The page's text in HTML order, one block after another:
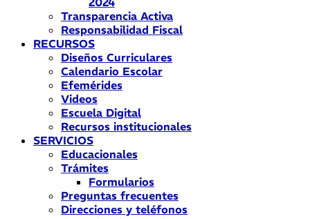
Transparencia Activa
Responsabilidad Fiscal
RECURSOS
Diseños Curriculares
Calendario Escolar
Efemérides
Videos
Escuela Digital
Recursos institucionales
SERVICIOS
Educacionales
Trámites
Formularios
Preguntas frecuentes
Direcciones y teléfonos